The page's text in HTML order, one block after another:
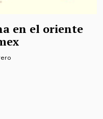
en el oriente